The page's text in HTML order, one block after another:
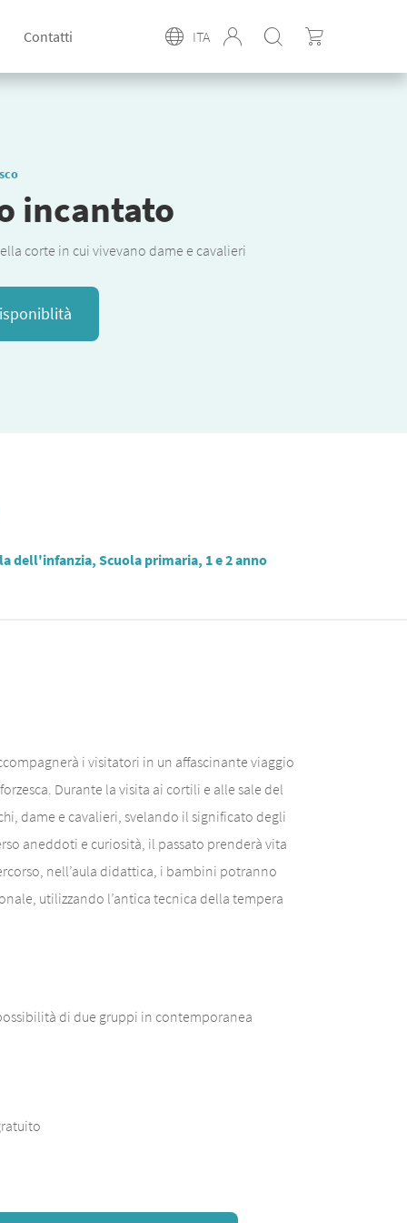
Contatti ITA
incantato
corte in cui vivevano dame e cavalieri
dell'infanzia, Scuola primaria, 1 e 2 anno
i visitatori in un affascinante viaggio
Durante la visita ai cortili e alle sale del
dame e cavalieri, svelando il significato degli
aneddoti e curiosità, il passato prenderà vita
nell’aula didattica, i bambini potranno
utilizzando l’antica tecnica della tempera
di due gruppi in contemporanea